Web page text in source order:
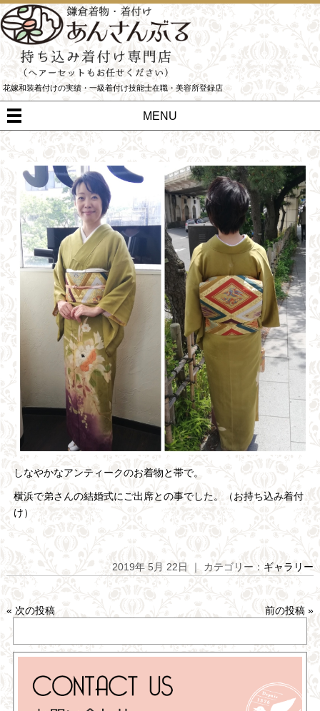
花嫁和装着付けの実績・一級着付け技能士在職・美容所登録店
MENU
しなやかなアンティークのお着物と帯で。
横浜で弟さんの結婚式にご出席との事でした。（お持ち込み着付
け）
2019年 5月 22日 ｜ カテゴリー： ギャラリー
« 次の投稿 前の投稿 »